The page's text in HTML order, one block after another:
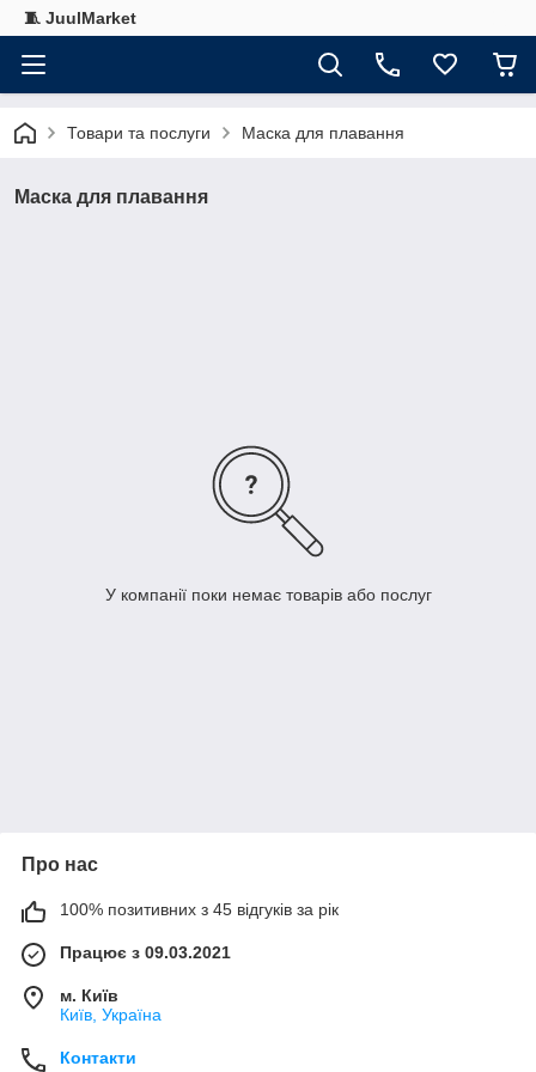
🧵 JuulMarket
Товари та послуги Маска для плавання
Маска для плавання
У компанії поки немає товарів або послуг
Про нас
100% позитивних з 45 відгуків за рік
Працює з 09.03.2021
м. Київ
Київ, Україна
Контакти